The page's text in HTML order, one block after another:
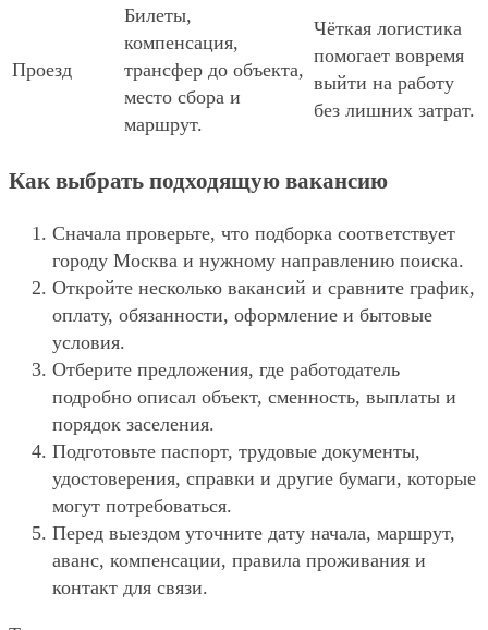
Проезд
Билеты,
компенсация,
трансфер до объекта,
место сбора и
маршрут.
Чёткая логистика
помогает вовремя
выйти на работу
без лишних затрат.
Как выбрать подходящую вакансию
Сначала проверьте, что подборка соответствует
городу Москва и нужному направлению поиска.
Откройте несколько вакансий и сравните график,
оплату, обязанности, оформление и бытовые
условия.
Отберите предложения, где работодатель
подробно описал объект, сменность, выплаты и
порядок заселения.
Подготовьте паспорт, трудовые документы,
удостоверения, справки и другие бумаги, которые
могут потребоваться.
Перед выездом уточните дату начала, маршрут,
аванс, компенсации, правила проживания и
контакт для связи.